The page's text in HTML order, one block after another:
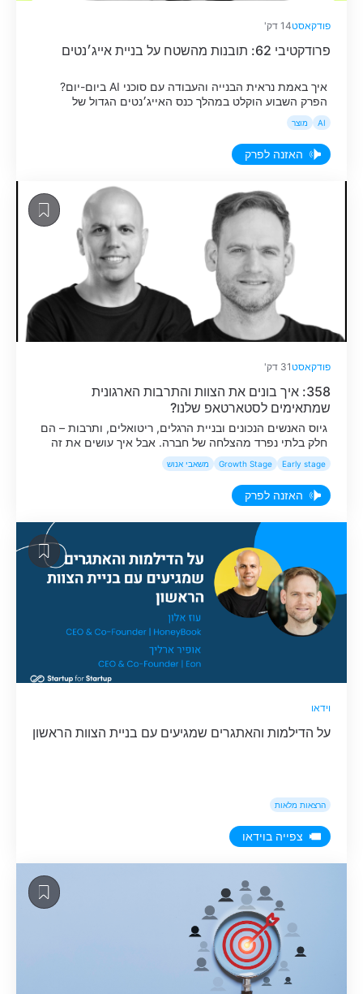
פודקאסט14 דק'
פרודקטיבי 62: תובנות מהשטח על בניית אייג׳נטים
איך באמת נראית הבנייה והעבודה עם סוכני AI ביום-יום?
הפרק השבוע הוקלט במהלך כנס האייג׳נטים הגדול של
מהאקוסיסטם כדי לשמוע על הניסיון שלהם. הפרק צולל
ללמידה מהאתגרים בשטח ומציג דוגמאות ליישום אמיתי:
AI מוצר
האזנה לפרק
פודקאסט 31 דק'
358: איך בונים את הצוות והתרבות הארגונית
שמתאימים לסטארטאפ שלנו?
גיוס האנשים הנכונים ובניית הרגלים, ריטואלים, ותרבות – הם
חלק בלתי נפרד מהצלחה של חברה. אבל איך עושים את זה
נכון? בפרק השבוע אירחנו את אופיר ארליך, קו-פאונדר ומנכ״ל
לשיחה על האתגרים והדילמות שמגיעים עם בניית הצוות
הראשון: איך מגייסים אנשים שאפשר לסמוך עליהם, איך
Early stage
Growth Stage משאבי אנוש
האזנה לפרק
וידאו
על הדילמות והאתגרים שמגיעים עם בניית הצוות הראשון
הרצאות מלאות
צפייה בוידאו